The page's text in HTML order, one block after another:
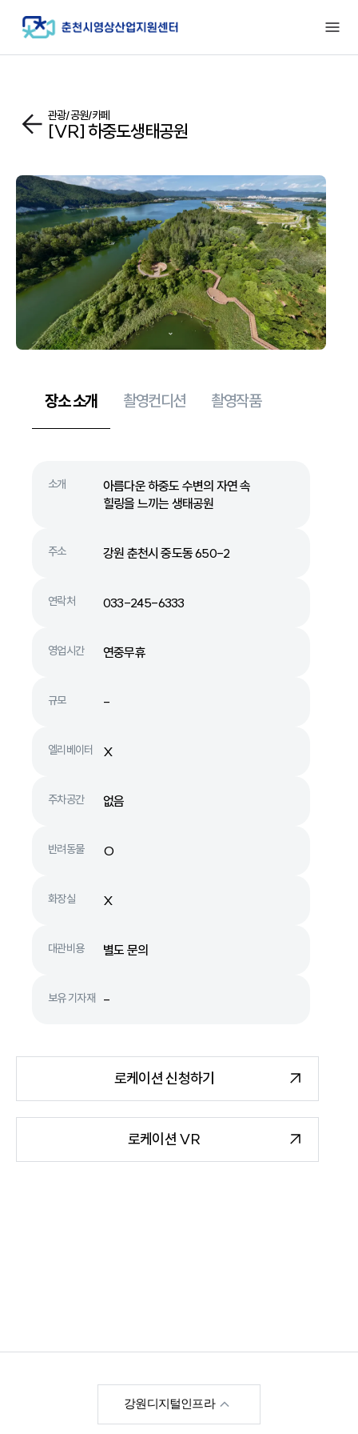
관광/공원/카페
[VR] 하중도생태공원
장소 소개 촬영컨디션 촬영작품
소개
아름다운 하중도 수변의 자연 속
힐링을 느끼는 생태공원
주소 강원 춘천시 중도동 650-2
연락처 033-245-6333
영업시간 연중무휴
규모 -
엘리베이터 X
주차공간 없음
반려동물 O
화장실 X
대관비용 별도 문의
보유 기자재 -
로케이션 신청하기
로케이션 VR
강원디지털인프라
한국영상위원회